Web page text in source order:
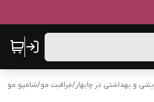
و بهداشتی در چابهار/مراقبت مو/شامپو مو